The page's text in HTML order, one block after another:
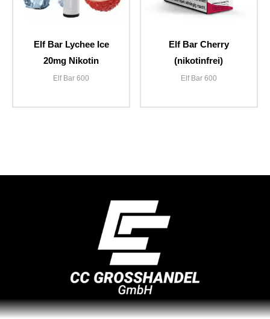
Elf Bar Lychee Ice
20mg Nikotin
Elf Bar 600
Elf Bar Cherry
(nikotinfrei)
Elf Bar 600